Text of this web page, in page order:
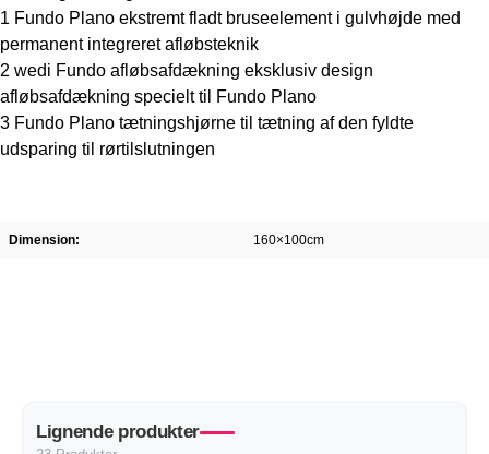
1 Fundo Plano ekstremt fladt bruseelement i gulvhøjde med
permanent integreret afløbsteknik
2 wedi Fundo afløbsafdækning eksklusiv design
afløbsafdækning specielt til Fundo Plano
3 Fundo Plano tætningshjørne til tætning af den fyldte
udsparing til rørtilslutningen
Dimension: 160×100cm
Lignende produkter